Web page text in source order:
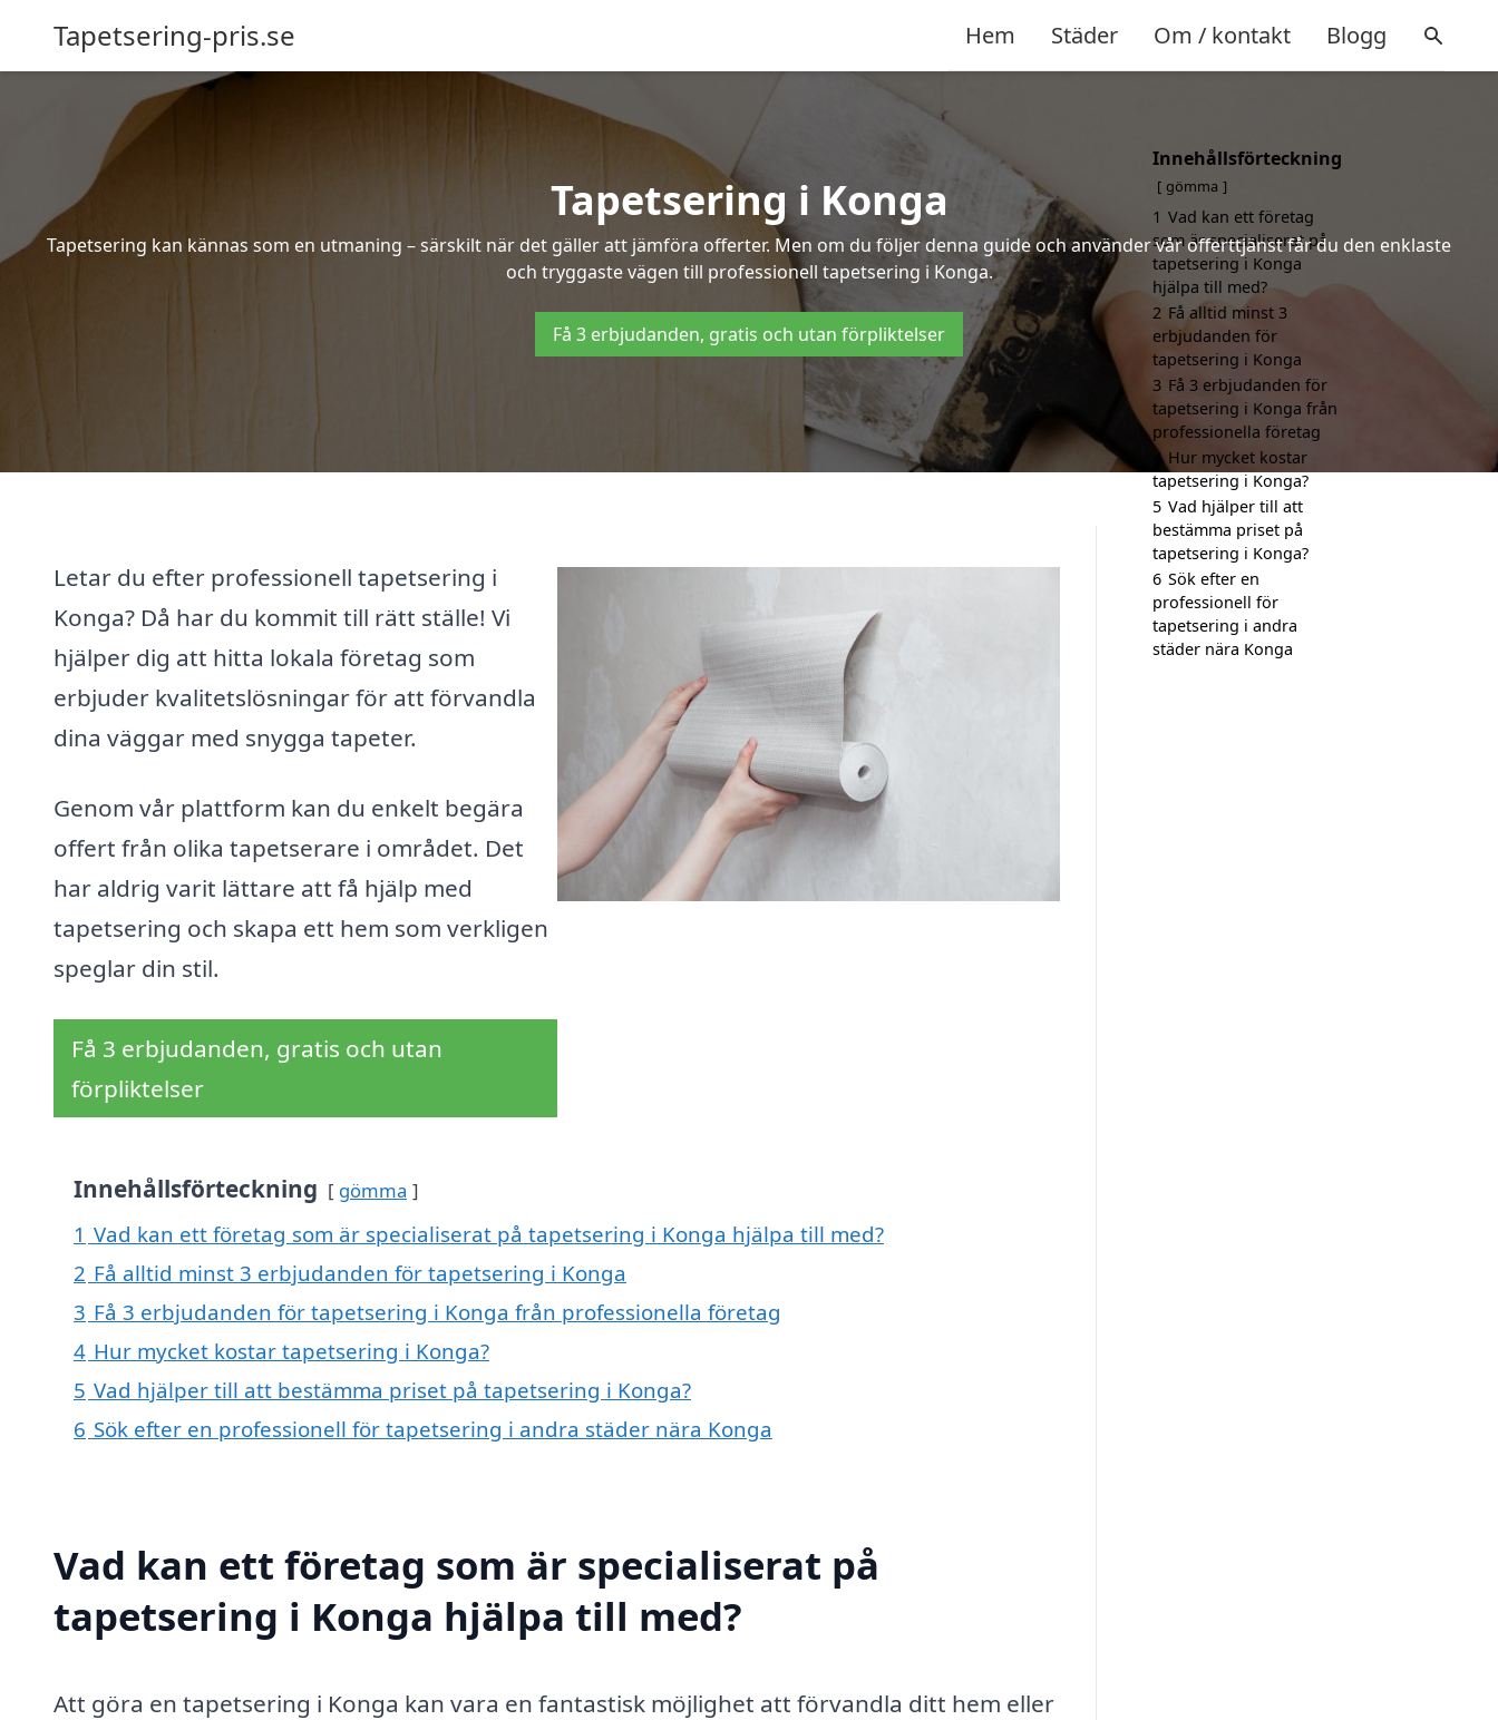
Tapetsering-pris.se Hem Städer Om / kontakt Blogg
Tapetsering i Konga
Tapetsering kan kännas som en utmaning – särskilt när det gäller att jämföra offerter. Men om du följer denna guide och använder vår offerttjänst får du den enklaste
och tryggaste vägen till professionell tapetsering i Konga.
Få 3 erbjudanden, gratis och utan förpliktelser
Letar du efter professionell tapetsering i
Konga? Då har du kommit till rätt ställe! Vi
hjälper dig att hitta lokala företag som
erbjuder kvalitetslösningar för att förvandla
dina väggar med snygga tapeter.
Genom vår plattform kan du enkelt begära
offert från olika tapetserare i området. Det
har aldrig varit lättare att få hjälp med
tapetsering och skapa ett hem som verkligen
speglar din stil.
Få 3 erbjudanden, gratis och utan
förpliktelser
Innehållsförteckning gömma
1 Vad kan ett företag som är specialiserat på tapetsering i Konga hjälpa till med?
2 Få alltid minst 3 erbjudanden för tapetsering i Konga
3 Få 3 erbjudanden för tapetsering i Konga från professionella företag
4 Hur mycket kostar tapetsering i Konga?
5 Vad hjälper till att bestämma priset på tapetsering i Konga?
6 Sök efter en professionell för tapetsering i andra städer nära Konga
Vad kan ett företag som är specialiserat på
tapetsering i Konga hjälpa till med?
Att göra en tapetsering i Konga kan vara en fantastisk möjlighet att förvandla ditt hem eller
Innehållsförteckning
gömma
1 Vad kan ett företag
som är specialiserat på
tapetsering i Konga
hjälpa till med?
2 Få alltid minst 3
erbjudanden för
tapetsering i Konga
3 Få 3 erbjudanden för
tapetsering i Konga från
professionella företag
4 Hur mycket kostar
tapetsering i Konga?
5 Vad hjälper till att
bestämma priset på
tapetsering i Konga?
6 Sök efter en
professionell för
tapetsering i andra
städer nära Konga